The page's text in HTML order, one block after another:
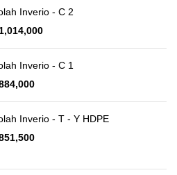
Inverio - C 2
1,014,000
Inverio - C 1
Inverio - T - Y HDPE